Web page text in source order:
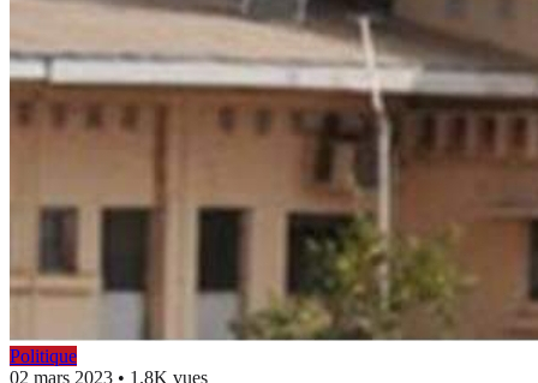
Politique
02 mars 2023 • 1.8K vues